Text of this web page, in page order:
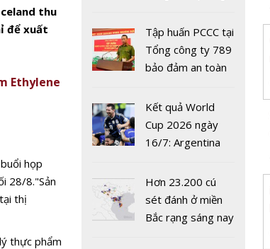
thu
để xuất
Ethylene
họp
28/8."Sản
thị
thực phẩm
thứ 44
Tập huấn PCCC tại
Tổng công ty 789
bảo đảm an toàn
phòng
Kết quả World
Cup 2026 ngày
16/7: Argentina
Hơn 23.200 cú
sét đánh ở miền
Bắc rạng sáng nay